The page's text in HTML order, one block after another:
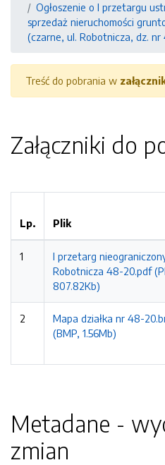
Ogłoszenie o I przetargu
sprzedaż nieruchomości
(czarne, ul. Robotnicza, dz.
Treść do pobrania w
Załączniki do
Lp. Plik
1
I przetarg
Robotnicza 48-20.pdf
807.82Kb)
2
Mapa działka nr 48-
(BMP, 1.56Mb)
Metadane -
zmian